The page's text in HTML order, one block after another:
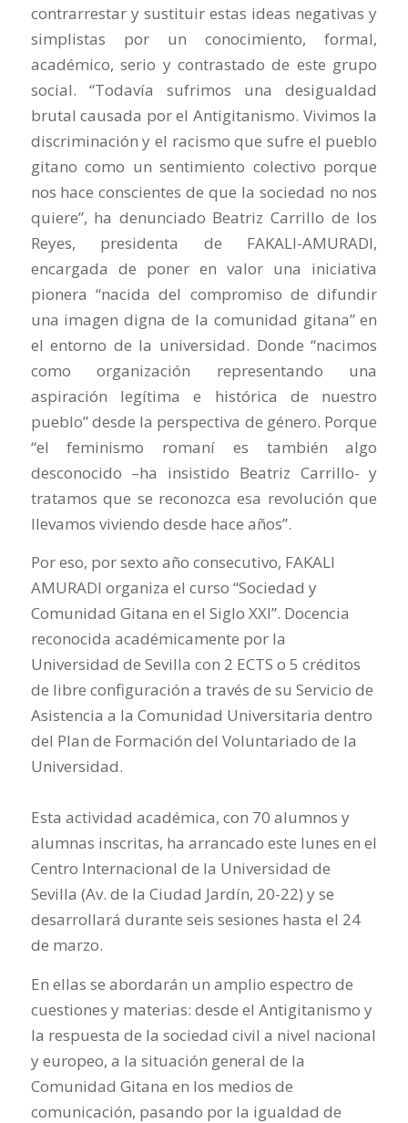
contrarrestar y sustituir estas ideas negativas y
simplistas por un conocimiento, formal,
académico, serio y contrastado de este grupo
social. “Todavía sufrimos una desigualdad
brutal causada por el Antigitanismo. Vivimos la
discriminación y el racismo que sufre el pueblo
gitano como un sentimiento colectivo porque
nos hace conscientes de que la sociedad no nos
quiere”, ha denunciado Beatriz Carrillo de los
Reyes, presidenta de FAKALI-AMURADI,
encargada de poner en valor una iniciativa
pionera “nacida del compromiso de difundir
una imagen digna de la comunidad gitana” en
el entorno de la universidad. Donde “nacimos
como organización representando una
aspiración legítima e histórica de nuestro
pueblo” desde la perspectiva de género. Porque
“el feminismo romaní es también algo
desconocido –ha insistido Beatriz Carrillo- y
tratamos que se reconozca esa revolución que
llevamos viviendo desde hace años”.
Por eso, por sexto año consecutivo, FAKALI
AMURADI organiza el curso “Sociedad y
Comunidad Gitana en el Siglo XXI”. Docencia
reconocida académicamente por la
Universidad de Sevilla con 2 ECTS o 5 créditos
de libre configuración a través de su Servicio de
Asistencia a la Comunidad Universitaria dentro
del Plan de Formación del Voluntariado de la
Universidad.
Esta actividad académica, con 70 alumnos y
alumnas inscritas, ha arrancado este lunes en el
Centro Internacional de la Universidad de
Sevilla (Av. de la Ciudad Jardín, 20-22) y se
desarrollará durante seis sesiones hasta el 24
de marzo.
En ellas se abordarán un amplio espectro de
cuestiones y materias: desde el Antigitanismo y
la respuesta de la sociedad civil a nivel nacional
y europeo, a la situación general de la
Comunidad Gitana en los medios de
comunicación, pasando por la igualdad de